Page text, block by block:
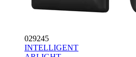
029245
INTELLIGENT